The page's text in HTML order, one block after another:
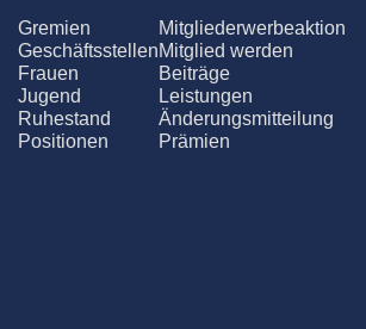
Gremien
Geschäftsstellen
Frauen
Jugend
Ruhestand
Positionen
Mitgliederwerbeaktion
Mitglied werden
Beiträge
Leistungen
Änderungsmitteilung
Prämien